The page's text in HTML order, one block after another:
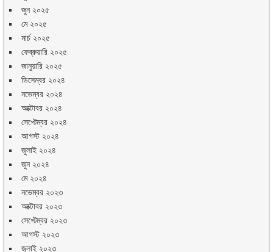
জুন ২০২৫
মে ২০২৫
মার্চ ২০২৫
ফেব্রুয়ারি ২০২৫
জানুয়ারি ২০২৫
ডিসেম্বর ২০২৪
নভেম্বর ২০২৪
অক্টোবর ২০২৪
সেপ্টেম্বর ২০২৪
আগস্ট ২০২৪
জুলাই ২০২৪
জুন ২০২৪
মে ২০২৪
নভেম্বর ২০২৩
অক্টোবর ২০২৩
সেপ্টেম্বর ২০২৩
আগস্ট ২০২৩
জুলাই ২০২৩